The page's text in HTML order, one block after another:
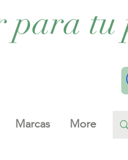
para tu
Marcas More